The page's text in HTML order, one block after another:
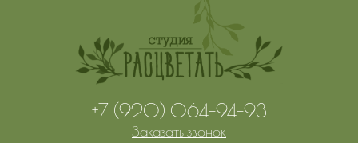
+7 (920) 064-94-93
Заказать звонок